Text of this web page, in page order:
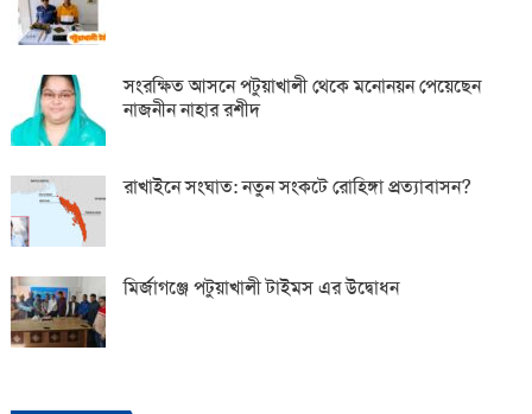
সংরক্ষিত আসনে পটুয়াখালী থেকে মনোনয়ন পেয়েছেন
নাজনীন নাহার রশীদ
রাখাইনে সংঘাত: নতুন সংকটে রোহিঙ্গা প্রত্যাবাসন?
মির্জাগঞ্জে পটুয়াখালী টাইমস এর উদ্বোধন